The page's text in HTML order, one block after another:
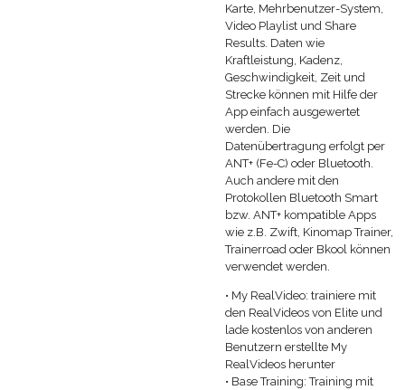
Karte, Mehrbenutzer-System,
Video Playlist und Share
Results. Daten wie
Kraftleistung, Kadenz,
Geschwindigkeit, Zeit und
Strecke können mit Hilfe der
App einfach ausgewertet
werden. Die
Datenübertragung erfolgt per
ANT+ (Fe-C) oder Bluetooth.
Auch andere mit den
Protokollen Bluetooth Smart
bzw. ANT+ kompatible Apps
wie z.B. Zwift, Kinomap Trainer,
Trainerroad oder Bkool können
verwendet werden.
• My RealVideo: trainiere mit
den RealVideos von Elite und
lade kostenlos von anderen
Benutzern erstellte My
RealVideos herunter
• Base Training: Training mit